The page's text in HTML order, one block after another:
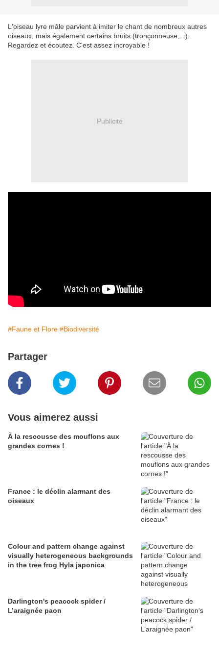
L'oiseau lyre mâle parvient à imiter le chant de nombreux autres
oiseaux, mais également certains bruits (tronçonneuse,...).
Regardez et écoutez. C'est assez incroyable !
Publicité
#Faune et Flore #Biodiversité
Partager
Vous aimerez aussi
À la rescousse des mouflons aux
grandes cornes !
France : le déclin alarmant des
oiseaux
Colour and pattern change against
visually heterogeneous backgrounds
in the tree frog Hyla japonica
Darlington's peacock spider /
L’araignée paon